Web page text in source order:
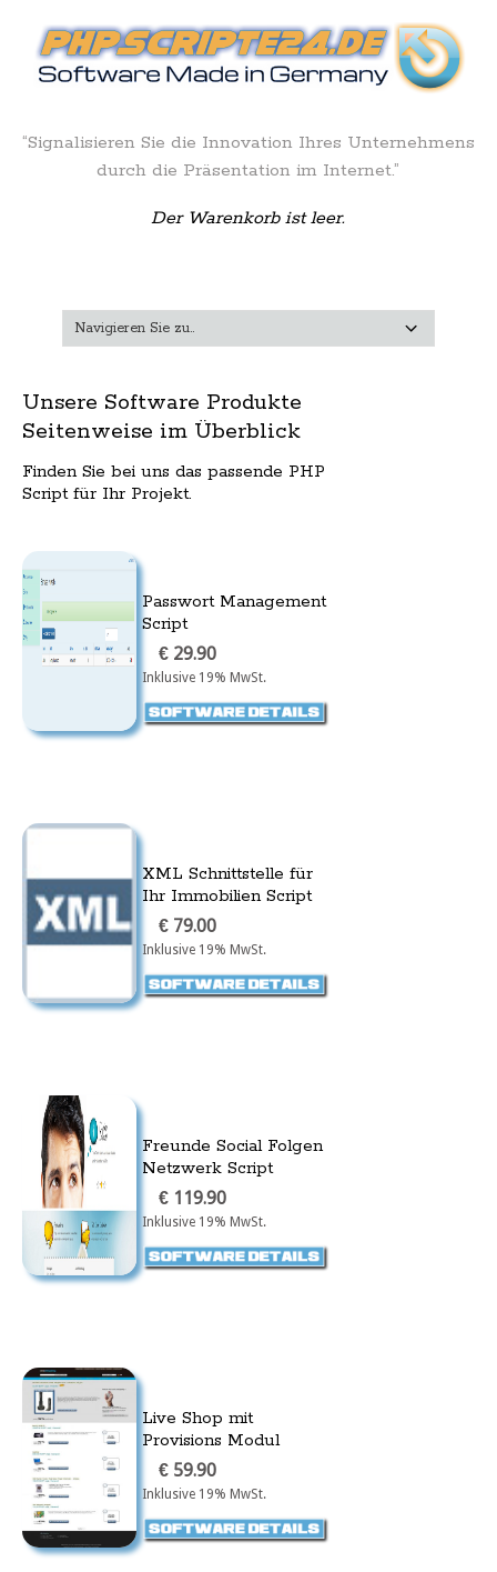
“Signalisieren Sie die Innovation Ihres Unternehmens
durch die Präsentation im Internet.”
Der Warenkorb ist leer.
Unsere Software Produkte
Seitenweise im Überblick
Finden Sie bei uns das passende PHP
Script für Ihr Projekt.
Passwort Management
Script
€ 29.90
Inklusive 19% MwSt.
XML Schnittstelle für
Ihr Immobilien Script
€ 79.00
Inklusive 19% MwSt.
Freunde Social Folgen
Netzwerk Script
€ 119.90
Inklusive 19% MwSt.
Live Shop mit
Provisions Modul
€ 59.90
Inklusive 19% MwSt.